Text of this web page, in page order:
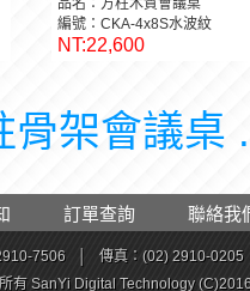
NT:22,600
骨架會議桌
7506 │
傳真：(02) 2910-0205
有 SanYi Digital Technology